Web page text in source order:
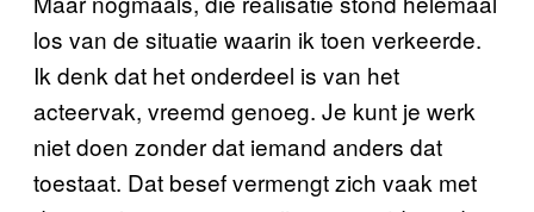
los van de situatie waarin ik toen verkeerde.
Ik denk dat het onderdeel is van het
acteervak, vreemd genoeg. Je kunt je werk
niet doen zonder dat iemand anders dat
toestaat. Dat besef vermengt zich vaak met